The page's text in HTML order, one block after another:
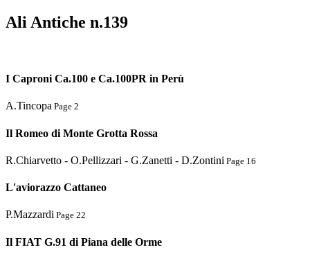
Ali Antiche n.139
I Caproni Ca.100 e Ca.100PR in Perù
A.Tincopa Page 2
Il Romeo di Monte Grotta Rossa
R.Chiarvetto - O.Pellizzari - G.Zanetti - D.Zontini Page 16
L'aviorazzo Cattaneo
P.Mazzardi Page 22
Il FIAT G.91 di Piana delle Orme